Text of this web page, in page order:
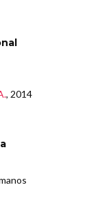
, 2014